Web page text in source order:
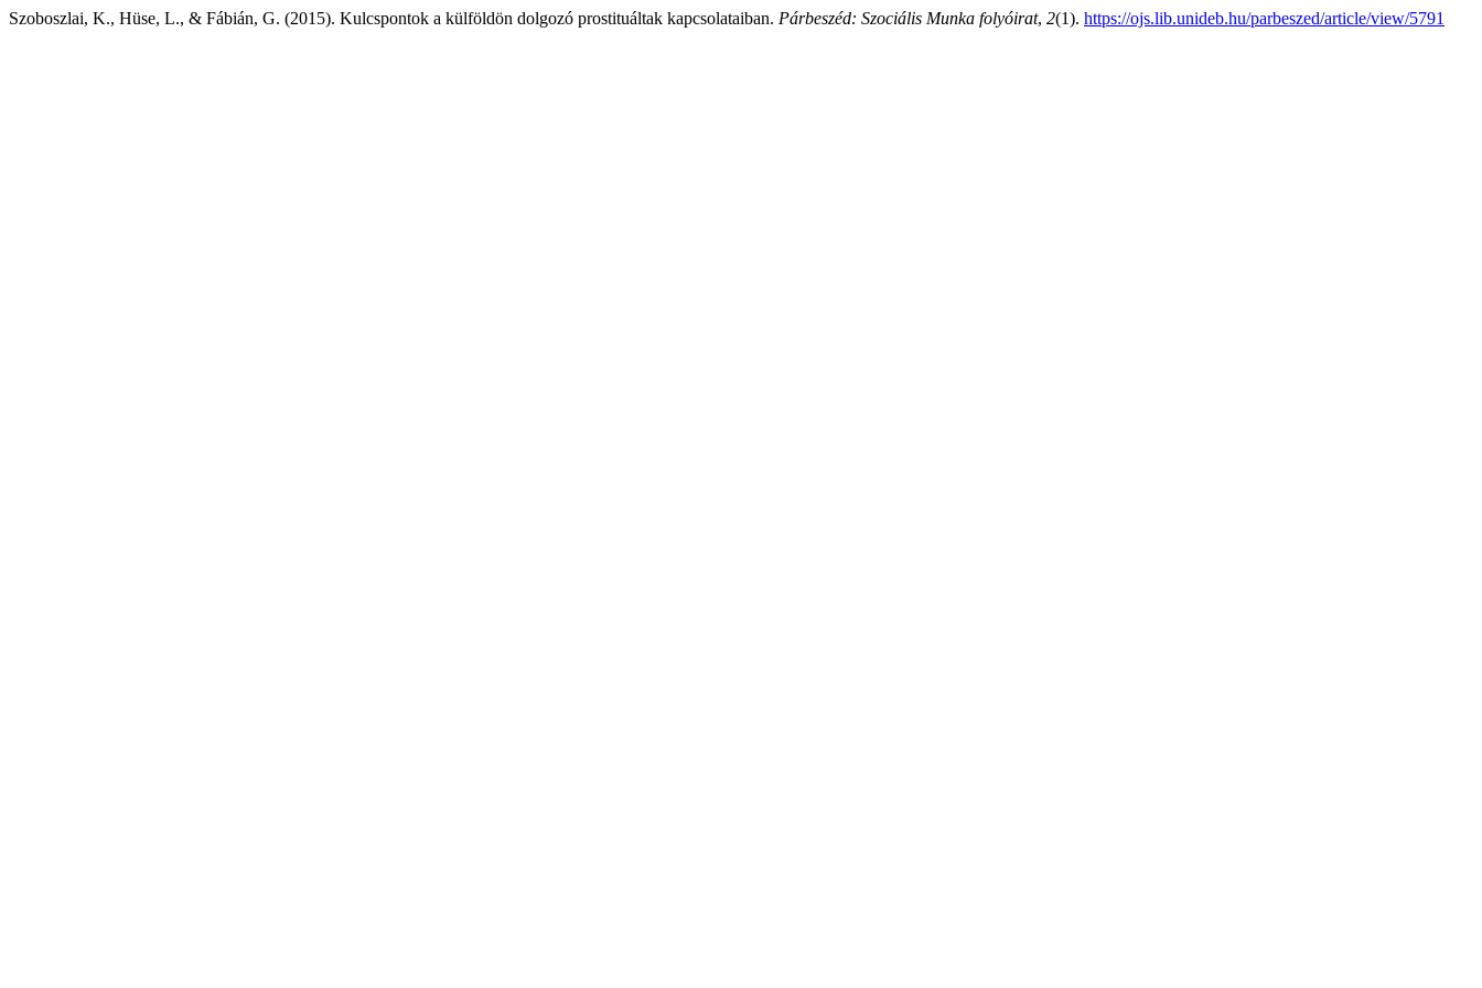
Szoboszlai, K., Hüse, L., & Fábián, G. (2015). Kulcspontok a külföldön dolgozó prostituáltak kapcsolataiban. Párbeszéd: Szociális Munka folyóirat, 2(1). https://ojs.lib.unideb.hu/parbeszed/article/view/5791